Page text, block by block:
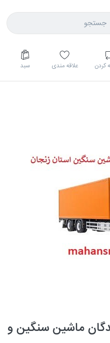
كردن علاقه مندی سبد
ماشین سنگین و